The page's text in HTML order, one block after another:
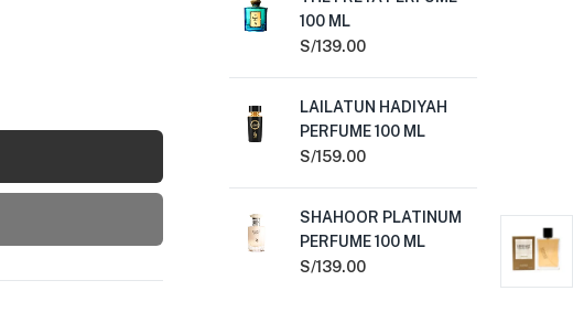
100 ML
S/139.00
LAILATUN HADIYAH
PERFUME 100 ML
S/159.00
SHAHOOR PLATINUM
PERFUME 100 ML
S/139.00
ML
S/